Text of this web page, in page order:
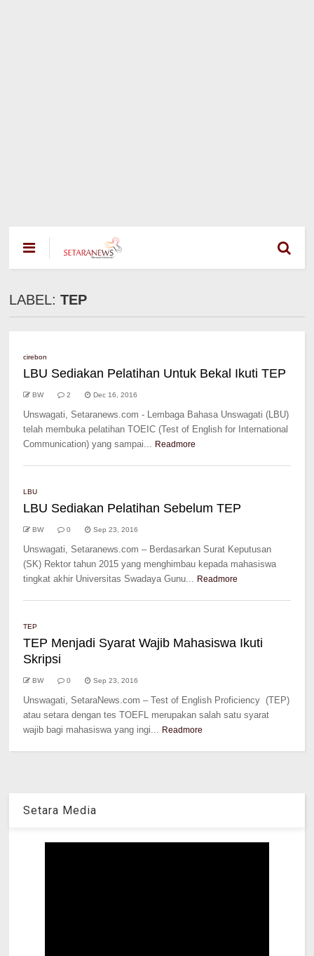
LABEL:TEP
cirebon
LBU Sediakan Pelatihan Untuk Bekal Ikuti TEP
BW 2 Dec 16, 2016
Unswagati, Setaranews.com - Lembaga Bahasa Unswagati (LBU)
telah membuka pelatihan TOEIC (Test of English for International
Communication) yang sampai... Readmore
LBU
LBU Sediakan Pelatihan Sebelum TEP
BW 0 Sep 23, 2016
Unswagati, Setaranews.com – Berdasarkan Surat Keputusan
(SK) Rektor tahun 2015 yang menghimbau kepada mahasiswa
tingkat akhir Universitas Swadaya Gunu... Readmore
TEP
TEP Menjadi Syarat Wajib Mahasiswa Ikuti
Skripsi
BW 0 Sep 23, 2016
Unswagati, SetaraNews.com – Test of English Proficiency (TEP)
atau setara dengan tes TOEFL merupakan salah satu syarat
wajib bagi mahasiswa yang ingi... Readmore
Setara Media